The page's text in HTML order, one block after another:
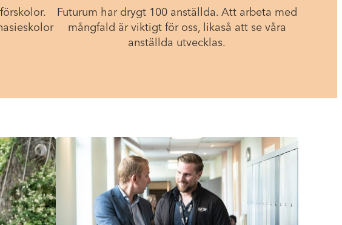
Futurum har drygt 100 anställda. Att arbeta med
mångfald är viktigt för oss, likaså att se våra
anställda utvecklas.